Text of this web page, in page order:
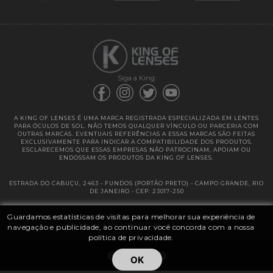
Guardamos estatísticas de visitas para melhorar sua experiência de
navegação e publicidade, ao continuar você concorda com a nossa
política de privacidade.
OK
Siga a King:
A KING OF LENSES É UMA MARCA REGISTRADA ESPECIALIZADA EM LENTES
PARA ÓCULOS DE SOL. NÃO TEMOS QUALQUER VÍNCULO OU PARCERIA COM
OUTRAS MARCAS. EVENTUAIS REFERÊNCIAS A ESSAS MARCAS SÃO FEITAS
EXCLUSIVAMENTE PARA INDICAR A COMPATIBILIDADE DOS PRODUTOS.
ESCLARECEMOS QUE ESSAS EMPRESAS NÃO PATROCINAM, APOIAM OU
ENDOSSAM OS PRODUTOS DA KING OF LENSES.
ESTRADA DO CABUÇU, 2463 - FUNDOS (PORTÃO PRETO) - CAMPO GRANDE, RIO
DE JANEIRO - CEP: 23017-250
@ 2025 | KING OF LENSES - KING OF IMPORTAÇÃO E DISTRIBUIÇÃO DE
LENTES LTDA ME | CNPJ: 13.682.533 / 0001-42